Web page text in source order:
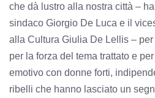
che dà lustro alla nostra città –
sindaco Giorgio De Luca e il
alla Cultura Giulia De Lellis –
per la forza del tema trattato e
emotivo con donne forti,
ribelli che hanno lasciato un